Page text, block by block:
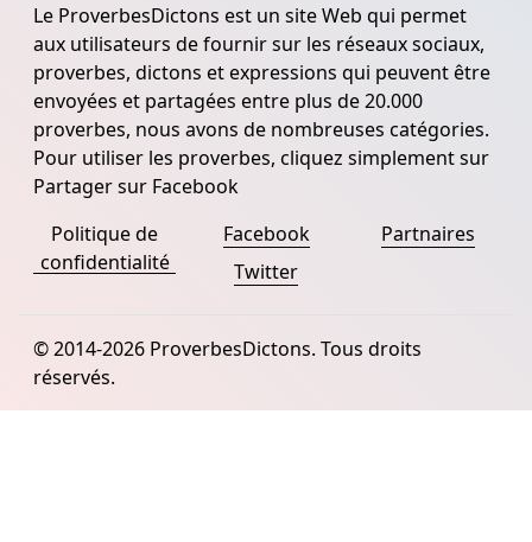
Le ProverbesDictons est un site Web qui permet
aux utilisateurs de fournir sur les réseaux sociaux,
proverbes, dictons et expressions qui peuvent être
envoyées et partagées entre plus de 20.000
proverbes, nous avons de nombreuses catégories.
Pour utiliser les proverbes, cliquez simplement sur
Partager sur Facebook
Politique de
confidentialité
Facebook
Twitter
Partnaires
© 2014-2026 ProverbesDictons. Tous droits
réservés.